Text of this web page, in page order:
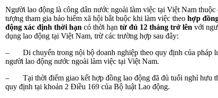
Người lao động là công dân nước ngoài làm việc tại Việt Nam thuộc
tượng tham gia bảo hiểm xã hội bắt buộc khi làm việc theo hợp
động xác định thời hạn có thời hạn từ đủ 12 tháng trở lên với
dụng lao động tại Việt Nam, trừ các trường hợp sau đây:
– Di chuyển trong nội bộ doanh nghiệp theo quy định của pháp
người lao động nước ngoài làm việc tại Việt Nam.
– Tại thời điểm giao kết hợp đồng lao động đã đủ tuổi nghỉ hưu
quy định tại khoản 2 Điều 169 của Bộ luật Lao động.